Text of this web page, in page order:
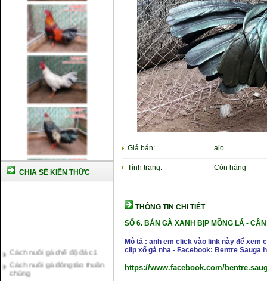
CHIA SẺ KIẾN THỨC
Cách nuôi gà đông tảo thuần
chủng
Kỹ thuật nuôi gà con mới nở
Giá bán: alo
Tình trạng: Còn hàng
THÔNG TIN CHI TIẾT
SỐ 6. BÁN GÀ XANH BỊP MỒNG LÁ -
Mô tả : anh em click vào link này để xem
clip xổ gà nha - Facebook: Bentre Sauga
https://www.facebook.com/